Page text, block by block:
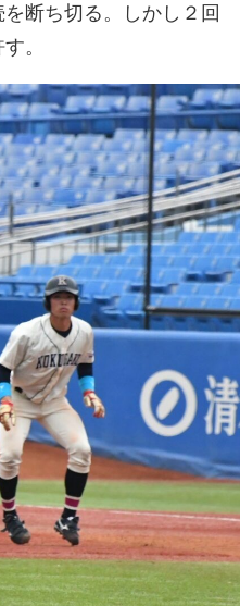
断ち切る。しかし２回
。